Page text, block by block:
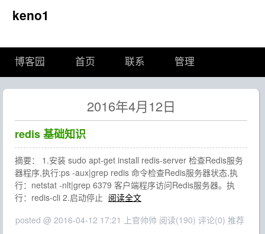
keno1
博客园 首页 联系 管理
2016年4月12日
redis 基础知识
摘要： 1.安装 sudo apt-get install redis-server 检查Redis服务
器程序,执行:ps -aux|grep redis 命令检查Redis服务器状态,执
行：netstat -nlt|grep 6379 客户端程序访问Redis服务器。执
行：redis-cli 2.启动停止 阅读全文
posted @ 2016-04-12 17:21 上官帅帅 阅读(190) 评论(0) 推荐